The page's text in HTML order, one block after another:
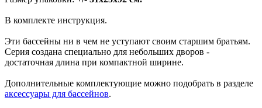
В комплекте инструкция.
Эти бассейны ни в чем не уступают своим старшим братьям.
Серия создана специально для небольших дворов -
достаточная длина при компактной ширине.
Дополнительные комплектующие можно подобрать в разделе
аксессуары для бассейнов.